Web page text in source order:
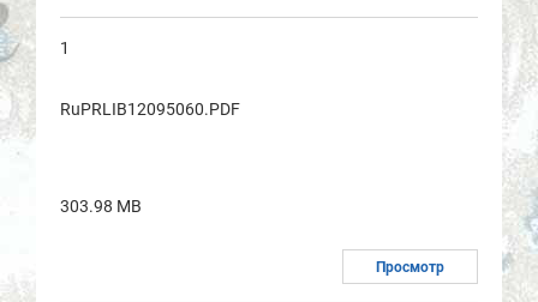
1
RuPRLIB12095060.PDF
303.98 MB
Просмотр